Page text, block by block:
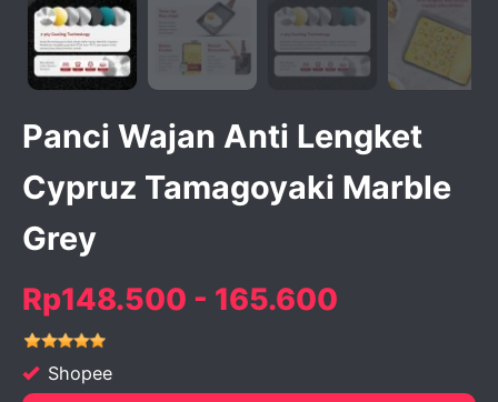
Panci Wajan Anti Lengket
Cypruz Tamagoyaki Marble
Grey
Rp148.500 - 165.600
Shopee